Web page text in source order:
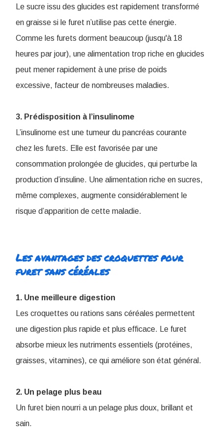
Le sucre issu des glucides est rapidement transformé
en graisse si le furet n’utilise pas cette énergie.
Comme les furets dorment beaucoup (jusqu'à 18
heures par jour), une alimentation trop riche en glucides
peut mener rapidement à une prise de poids
excessive, facteur de nombreuses maladies.
3. Prédisposition à l’insulinome
L’insulinome est une tumeur du pancréas courante
chez les furets. Elle est favorisée par une
consommation prolongée de glucides, qui perturbe la
production d’insuline. Une alimentation riche en sucres,
même complexes, augmente considérablement le
risque d’apparition de cette maladie.
Les avantages des ​croquettes pour
furet sans céréales
1. Une meilleure digestion
Les croquettes ou rations sans céréales permettent
une digestion plus rapide et plus efficace. Le furet
absorbe mieux les nutriments essentiels (protéines,
graisses, vitamines), ce qui améliore son état général.
2. Un pelage plus beau
Un furet bien nourri a un pelage plus doux, brillant et
sain.